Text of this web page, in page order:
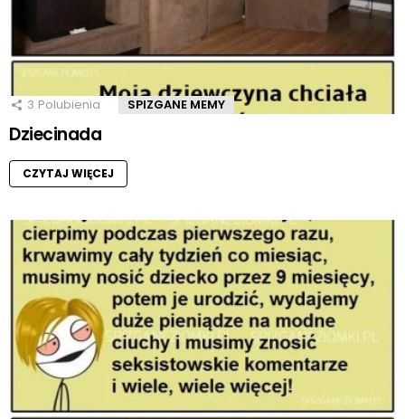
3 Polubienia SPIZGANE MEMY
Dziecinada
CZYTAJ WIĘCEJ